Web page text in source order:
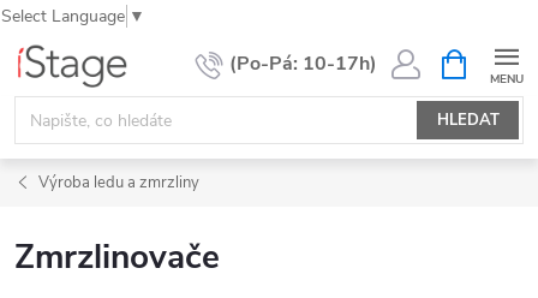
Select Language ▼
Přejít
obsah
HLEDAT
NÁKUPNÍ
KOŠÍK
Výroba ledu a zmrzliny
Zmrzlinovače